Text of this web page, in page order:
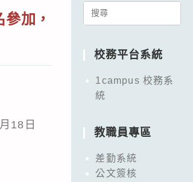
加，
18日
Search
校務平台系統
1campus 校務系
統
教職員專區
差勤系統
公文簽核